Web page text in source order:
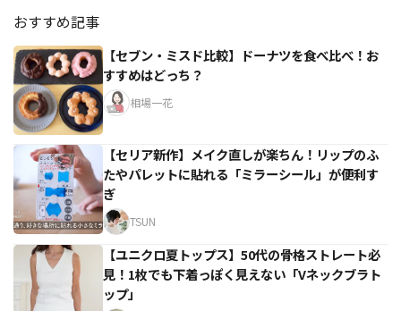
おすすめ記事
【セブン・ミスド比較】ドーナツを食べ比べ！お
すすめはどっち？
相場一花
【セリア新作】メイク直しが楽ちん！リップのふ
たやパレットに貼れる「ミラーシール」が便利す
ぎ
TSUN
【ユニクロ夏トップス】50代の骨格ストレート必
見！1枚でも下着っぽく見えない「Vネックブラト
ップ」